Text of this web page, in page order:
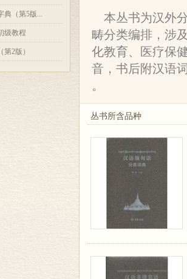
典（第5版...
级教程
2版）
本丛书为汉外
畴分类编排，涉
化教育、医疗保
音，书后附汉语
。
丛书所含品种